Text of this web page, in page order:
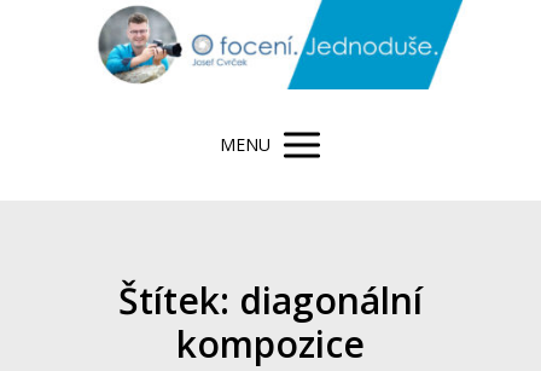
MENU
Štítek: diagonální
kompozice